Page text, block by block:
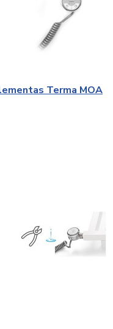
Terma MOA